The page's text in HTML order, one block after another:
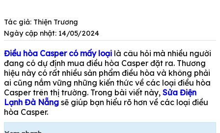
Tác giả: Thiện Trương
Ngày cập nhật: 14/05/2024
Điều hòa Casper có mấy loại là câu hỏi mà nhiều người
đang có dự định mua điều hòa Casper đặt ra. Thương
hiệu này có rất nhiều sản phẩm điều hòa và không phải
ai cũng nắm vững những kiến thức về các loại điều hòa
Casper trên thị trường. Trong bài viết này, Sửa Điện
Lạnh Đà Nẵng sẽ giúp bạn hiểu rõ hơn về các loại điều
hòa Casper.